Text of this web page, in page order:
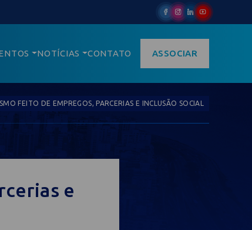
NOTÍCIAS CONTATO ASSOCIAR
FEITO DE EMPREGOS, PARCERIAS E INCLUSÃO SOCIAL
e